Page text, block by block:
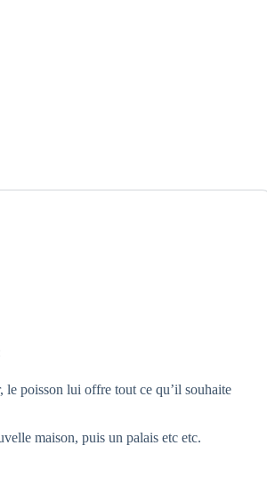
poisson lui offre tout ce qu’il souhaite
maison, puis un palais etc etc.